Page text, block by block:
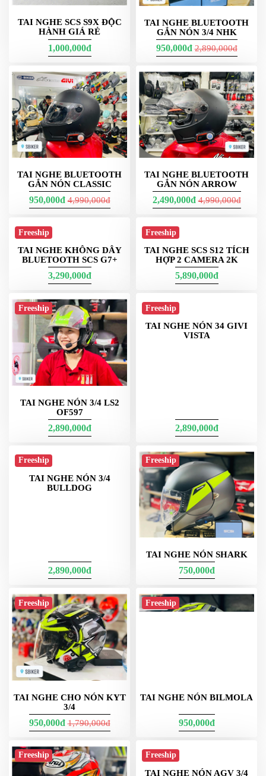
BẢO
HIỂM
XE
STOP
AND
GO
PHỤ
KIỆN
MOTOWOLF
KẸP
ĐIỆN
THOẠI
MÁY
PHỤ
KIỆN
ĐỒ
CHƠI
MOTO
KIỆN
MBIKER
HCM
PHẨM
TAI NGHE SCS S9X ĐỘC
HÀNH GIÁ RẺ
1,000,000đ
TAI NGHE BLUETOOTH
GẮN NÓN 3/4 NHK
950,000đ2,890,000đ
TAI NGHE BLUETOOTH
GẮN NÓN CLASSIC
950,000đ4,990,000đ
TAI NGHE BLUETOOTH
GẮN NÓN ARROW
2,490,000đ4,990,000đ
Freeship
TAI NGHE KHÔNG DÂY
BLUETOOTH SCS G7+
3,290,000đ
Freeship
TAI NGHE SCS S12 TÍCH
HỢP 2 CAMERA 2K
Freeship
TAI NGHE NÓN 3/4 LS2
OF597
TAI NGHE NÓN 34 GIVI
VISTA
2,890,000đ
TAI NGHE NÓN 3/4
BULLDOG
2,890,000đ
Freeship